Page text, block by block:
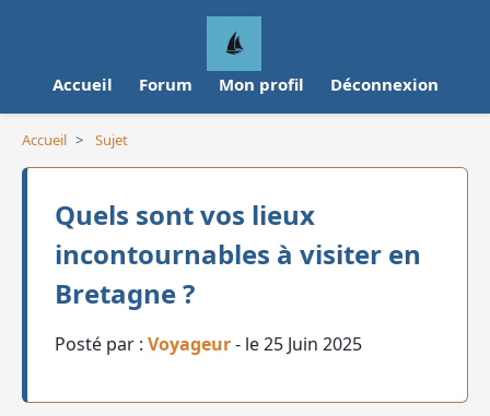
Accueil Forum Mon profil Déconnexion
Accueil > Sujet
Quels sont vos lieux
incontournables à visiter en
Bretagne ?
Posté par : Voyageur- le 25 Juin 2025